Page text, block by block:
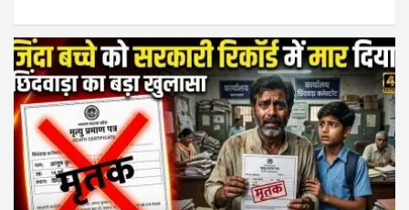
ce
b
o
o
k
at
s
A
p
p
ail ar
e